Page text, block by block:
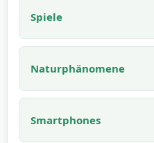
Spiele
Naturphänomene
Smartphones